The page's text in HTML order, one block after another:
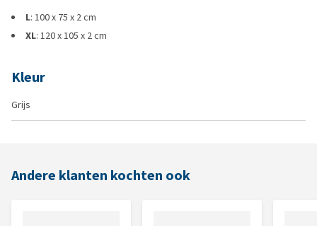
L: 100 x 75 x 2 cm
XL: 120 x 105 x 2 cm
Kleur
Grijs
Andere klanten kochten ook